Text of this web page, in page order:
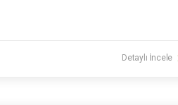
Detaylı İncele